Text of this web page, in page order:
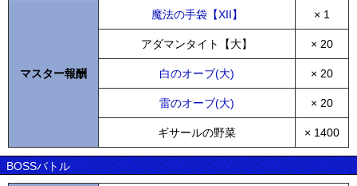
マスター報酬
魔法の手袋【XII】 × 1
アダマンタイト【大】 × 20
白のオーブ(大) × 20
雷のオーブ(大) × 20
ギサールの野菜 × 1400
BOSSバトル